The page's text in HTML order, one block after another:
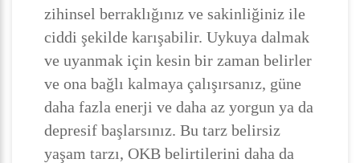
zihinsel berraklığınız ve sakinliğiniz ile
ciddi şekilde karışabilir. Uykuya dalmak
ve uyanmak için kesin bir zaman belirler
ve ona bağlı kalmaya çalışırsanız, güne
daha fazla enerji ve daha az yorgun ya da
depresif başlarsınız. Bu tarz belirsiz
yaşam tarzı, OKB belirtilerini daha da